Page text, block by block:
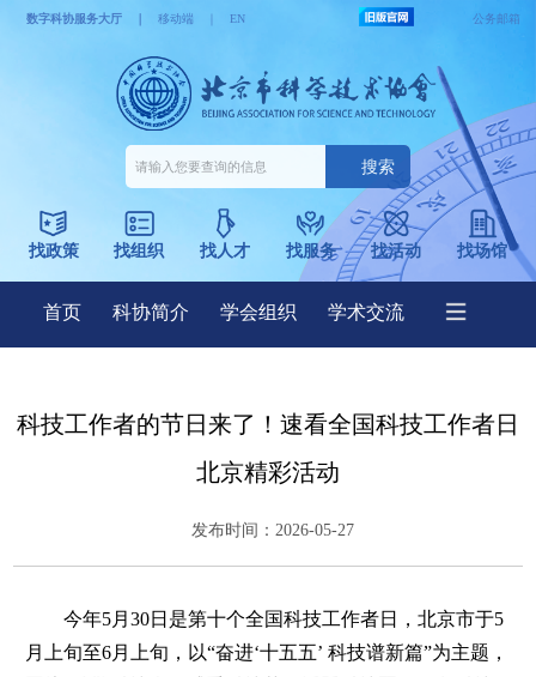
科技工作者的节日来了！速看全国科技工作者日
北京精彩活动
发布时间：2026-05-27
今年5月30日是第十个全国科技工作者日，北京市于5
月上旬至6月上旬，以“奋进‘十五五’ 科技谱新篇”为主题，